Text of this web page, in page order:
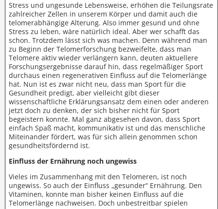
Stress und ungesunde Lebensweise, erhöhen die Teilungsrate
zahlreicher Zellen in unserem Körper und damit auch die
telomerabhängige Alterung. Also immer gesund und ohne
Stress zu leben, wäre natürlich ideal. Aber wer schafft das
schon. Trotzdem lässt sich was machen. Denn während man
zu Beginn der Telomerforschung bezweifelte, dass man
Telomere aktiv wieder verlängern kann, deuten aktuellere
Forschungsergebnisse darauf hin, dass regelmäßiger Sport
durchaus einen regenerativen Einfluss auf die Telomerlänge
hat. Nun ist es zwar nicht neu, dass man Sport für die
Gesundheit predigt, aber vielleicht gibt dieser
wissenschaftliche Erklärungsansatz dem einen oder anderen
jetzt doch zu denken, der sich bisher nicht für Sport
begeistern konnte. Mal ganz abgesehen davon, dass Sport
einfach Spaß macht, kommunikativ ist und das menschliche
Miteinander fördert, was für sich allein genommen schon
gesundheitsfördernd ist.
Einfluss der Ernährung noch ungewiss
Vieles im Zusammenhang mit den Telomeren, ist noch
ungewiss. So auch der Einfluss „gesunder“ Ernährung. Den
Vitaminen, konnte man bisher keinen Einfluss auf die
Telomerlänge nachweisen. Doch unbestreitbar spielen